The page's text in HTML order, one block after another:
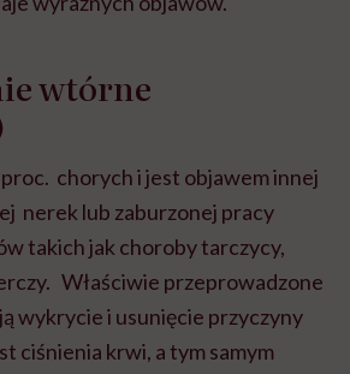
wtórne
chorych i jest objawem innej
nerek lub zaburzonej pracy
takich jak choroby tarczycy,
Właściwie przeprowadzone
wykrycie i usunięcie przyczyny
ciśnienia krwi, a tym samym